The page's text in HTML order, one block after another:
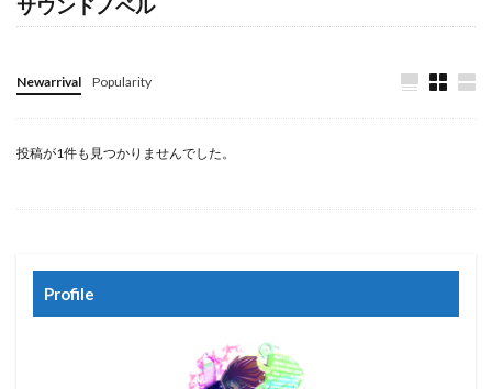
サウンドノベル
Newarrival Popularity
投稿が1件も見つかりませんでした。
Profile